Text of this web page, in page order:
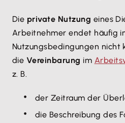
Die private Nutzung eines
Arbeitnehmer endet häufig
Nutzungsbedingungen nicht
die Vereinbarung im
z. B.
der Zeitraum der
die Beschreibung des